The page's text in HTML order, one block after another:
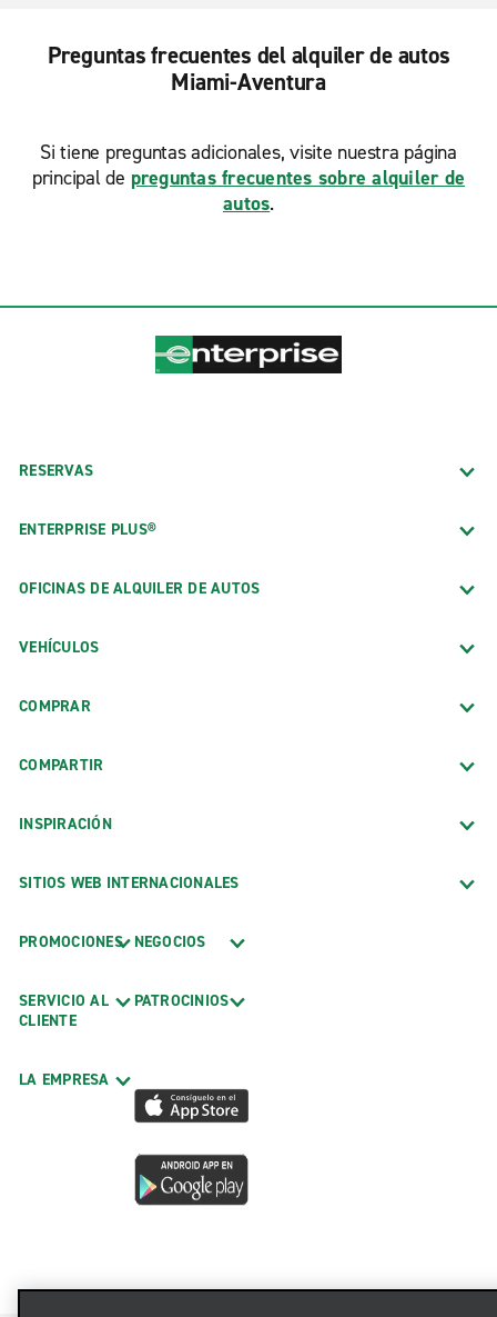
Preguntas frecuentes del alquiler de autos
Miami-Aventura
Si tiene preguntas adicionales, visite nuestra página
principal de preguntas frecuentes sobre alquiler de
autos.
RESERVAS
ENTERPRISE PLUS®
OFICINAS DE ALQUILER DE AUTOS
VEHÍCULOS
COMPRAR
COMPARTIR
INSPIRACIÓN
SITIOS WEB INTERNACIONALES
PROMOCIONES
SERVICIO AL
CLIENTE
LA EMPRESA
NEGOCIOS
PATROCINIOS